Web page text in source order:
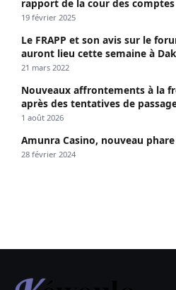
rapport de la cour des comptes
19 février 2025
Le FRAPP et son avis sur le
auront lieu cette semaine à
21 mars 2022
Nouveaux affrontements à la
après des tentatives de
1 août 2026
Amunra Casino, nouveau
28 février 2024